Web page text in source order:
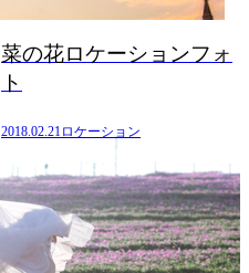
菜の花ロケーションフォ
ト
2018.02.21ロケーション